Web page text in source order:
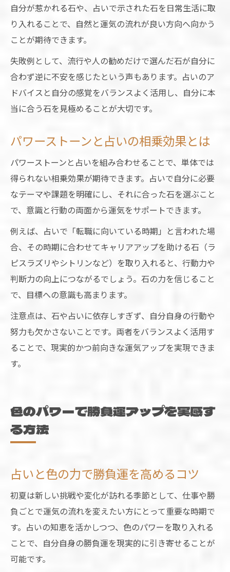
自分が惹かれる石や、占いで示された石を日常生活に取
り入れることで、自然と運気の流れが良い方向へ向かう
ことが期待できます。
失敗例として、流行や人の勧めだけで選んだ石が自分に
合わず逆に不安を感じたという声もあります。占いのア
ドバイスと自分の感覚をバランスよく活用し、自分に本
当に合う石を見極めることが大切です。
パワーストーンと占いの相乗効果とは
パワーストーンと占いを組み合わせることで、単体では
得られない相乗効果が期待できます。占いで自分に必要
なテーマや課題を明確にし、それに合った石を選ぶこと
で、意識と行動の両面から運気をサポートできます。
例えば、占いで「転職に向いている時期」と言われた場
合、その時期に合わせてキャリアアップを助ける石（ラ
ピスラズリやシトリンなど）を取り入れると、行動力や
判断力の向上につながるでしょう。石の力を信じること
で、目標への意識も高まります。
注意点は、石や占いに依存しすぎず、自分自身の行動や
努力も欠かさないことです。両者をバランスよく活用す
ることで、現実的かつ前向きな運気アップを実現できま
す。
色のパワーで勝負運アップを実感す
る方法
占いと色の力で勝負運を高めるコツ
初夏は新しい挑戦や変化が訪れる季節として、仕事や勝
負ごとで運気の流れを変えたい方にとって重要な時期で
す。占いの知恵を活かしつつ、色のパワーを取り入れる
ことで、自分自身の勝負運を現実的に引き寄せることが
可能です。